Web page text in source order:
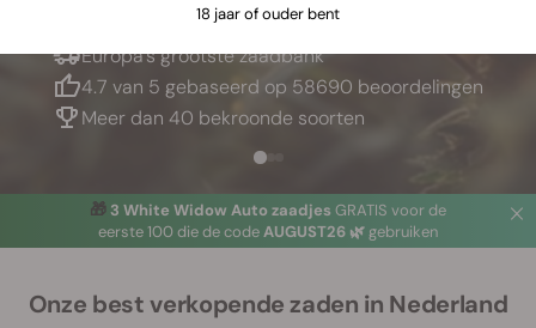
Europa’s grootste zaadbank
4.7 van 5 gebaseerd op 58690 beoordelingen
Meer dan 40 bekroonde soorten
🎁 3 White Widow Auto zaadjes GRATIS voor de
eerste 100 die de codeAUGUST26 🌿 gebruiken
Onze best verkopende zaden in Nederland
18 jaar of ouder bent